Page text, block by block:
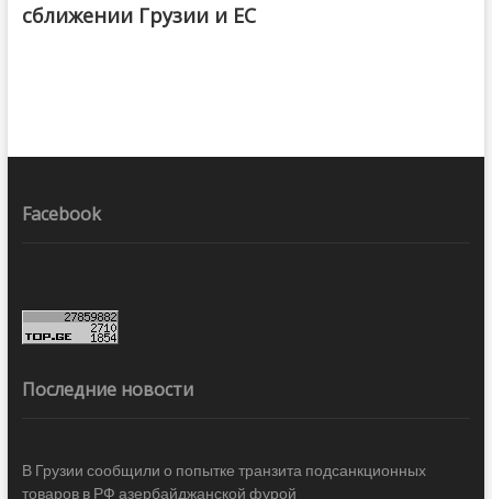
сближении Грузии и ЕС
Facebook
Последние новости
В Грузии сообщили о попытке транзита подсанкционных
товаров в РФ азербайджанской фурой